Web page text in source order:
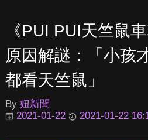
《PUI PUI天竺鼠
原因解謎：「小孩
都看天竺鼠」
By 妞新聞
2021-01-22
2021-01-22